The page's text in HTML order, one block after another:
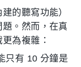
的聽寫功能）
。然而，在真
為複雜：
只有 10 分鐘是